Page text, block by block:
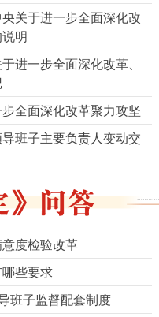
关于进一步全面深化改
明
一步全面深化改革、
全面深化改革聚力攻坚
班子主要负责人变动交
度检验改革
些要求
班子监督配套制度